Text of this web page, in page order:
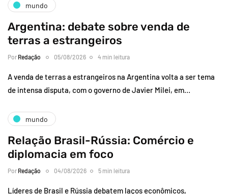
mundo
Argentina: debate sobre venda de
terras a estrangeiros
Por Redação 05/08/2026 4 min leitura
A venda de terras a estrangeiros na Argentina volta a ser tema
de intensa disputa, com o governo de Javier Milei, em…
mundo
Relação Brasil-Rússia: Comércio e
diplomacia em foco
Por Redação 04/08/2026 5 min leitura
Líderes de Brasil e Rússia debatem laços econômicos,